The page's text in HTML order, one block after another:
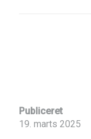
Publiceret
19. marts 2025